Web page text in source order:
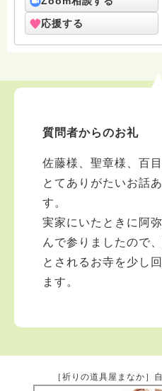
応援する
質問者からのお礼
佐藤様、聖章様、百
とてありがたいお話
す。
実家にいたときに阿
んで参りましたので
とされるお寺を少し
ます。
［祈りの道具屋まなか］